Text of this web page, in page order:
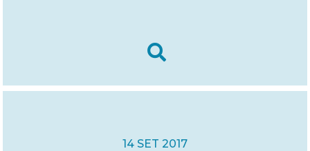
14 SET 2017